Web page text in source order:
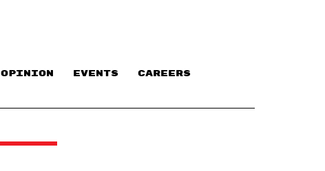
OPINION EVENTS CAREERS